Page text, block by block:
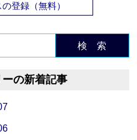
登録（無料）
検 索
の新着記事